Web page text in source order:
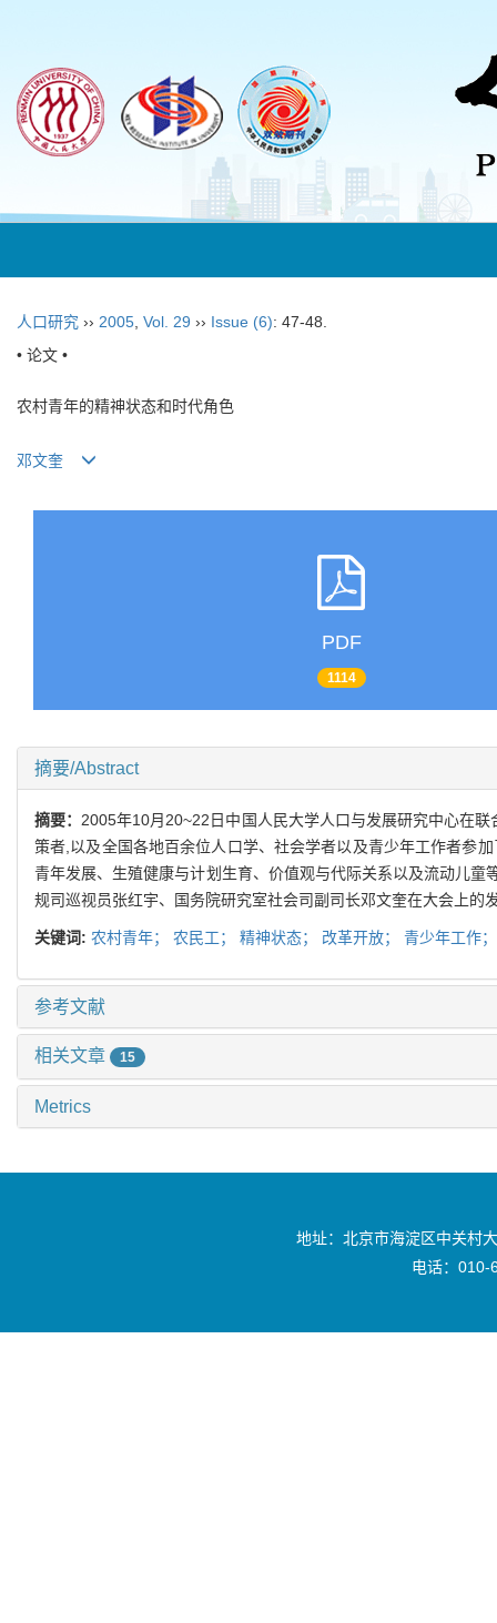
人口研究 ›› 2005 Vol. 29 ›› Issue (6): 47-48.
• 论文 •
农村青年的精神状态和时代角色
邓文奎
PDF
1114
摘要/Abstract
摘要： 2005年10月20~22日中国人民大学人口与发展研究中心在
策者,以及全国各地百余位人口学、社会学者以及青少年工作者参
青年发展、生殖健康与计划生育、价值观与代际关系以及流动儿
规司巡视员张红宇、国务院研究室社会司副司长邓文奎在大会上
关键词: 农村青年； 农民工； 精神状态； 改革开放； 青少年工作
参考文献
相关文章 15
Metrics
地址：北京市海淀区中关村
电话：